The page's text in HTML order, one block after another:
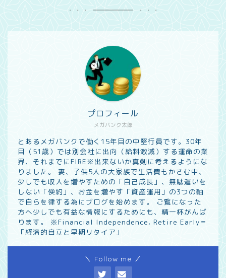
メガバンク太郎
プロフィール
とあるメガバンクで働く15年目の中堅行員です。30年
目（51歳）では別会社に出向（給料激減）する運命の業
界、それまでにFIRE※出来ないか真剣に考えるようにな
りました。 妻、子供5人の大家族で生活費もかさむ中、
少しでも収入を増やすための「自己成長」、無駄遣いを
しない「倹約」、お金を増やす「資産運用」の3つの軸
で自らを律する為にブログを始めます。 ご覧になった
方へ少しでも有益な情報にするためにも、精一杯がんば
ります。 ※Financial Independence, Retire Early＝
「経済的自立と早期リタイア」
＼ Follow me ／